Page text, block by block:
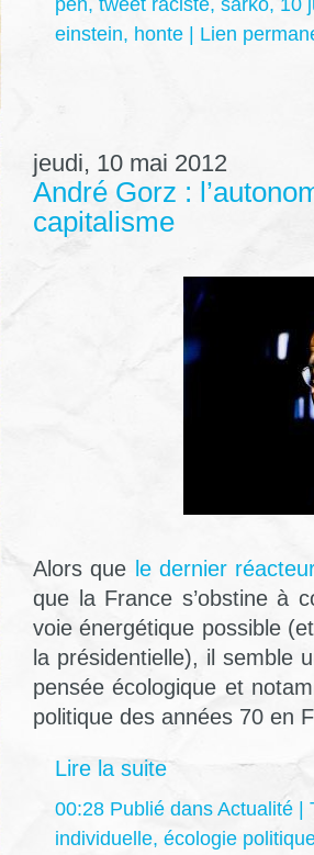
einstein, honte | Lien
jeudi, 10 mai 2012
André Gorz :
capitalisme
Alors que le dernier
que la France s’obstine à
voie énergétique possible
la présidentielle), il semble
pensée écologique et
politique des années 70 en
Lire la suite
00:28 Publié dans Actualité |
individuelle, écologie